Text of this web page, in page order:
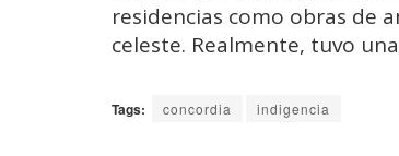
residencias como obras de
celeste. Realmente, tuvo
Tags: concordia indigencia